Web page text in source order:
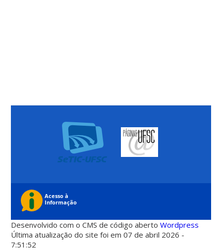
Desenvolvido com o CMS de código abertoWordpress
Última atualização do site foi em 07 de abril 2026 -
7:51:52